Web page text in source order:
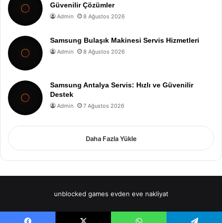
Güvenilir Çözümler
Admin 8 Ağustos 2026
Samsung Bulaşık Makinesi Servis Hizmetleri
Admin 8 Ağustos 2026
Samsung Antalya Servis: Hızlı ve Güvenilir
Destek
Admin 7 Ağustos 2026
Daha Fazla Yükle
unblocked games evden eve nakliyat